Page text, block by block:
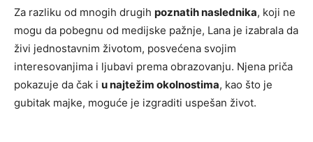
Za razliku od mnogih drugih poznatih naslednika, koji ne
mogu da pobegnu od medijske pažnje, Lana je izabrala da
živi jednostavnim životom, posvećena svojim
interesovanjima i ljubavi prema obrazovanju. Njena priča
pokazuje da čak i u najtežim okolnostima, kao što je
gubitak majke, moguće je izgraditi uspešan život.